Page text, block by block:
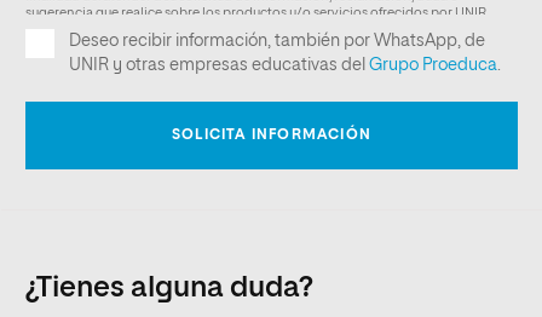
¿Tienes alguna duda?